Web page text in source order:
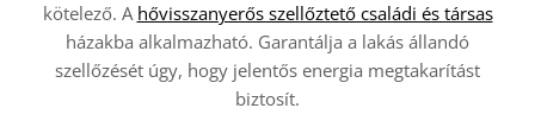
kötelező. A hővisszanyerős szellőztető családi és társas
házakba alkalmazható. Garantálja a lakás állandó
szellőzését úgy, hogy jelentős energia megtakarítást
biztosít.